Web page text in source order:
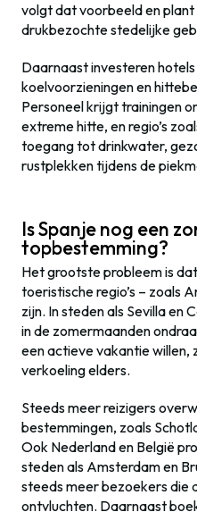
volgt dat voorbeeld en plant
drukbezochte stedelijke
Daarnaast investeren
koelvoorzieningen en
Personeel krijgt trainingen
extreme hitte, en regio’s
toegang tot drinkwater,
rustplekken tijdens de
Is Spanje nog een
topbestemming?
Het grootste probleem is
toeristische regio’s – zoals
zijn. In steden als Sevilla en
in de zomermaanden
een actieve vakantie willen,
verkoeling elders.
Steeds meer reizigers
bestemmingen, zoals
Ook Nederland en België
steden als Amsterdam en
steeds meer bezoekers die
ontvluchten. Daarnaast